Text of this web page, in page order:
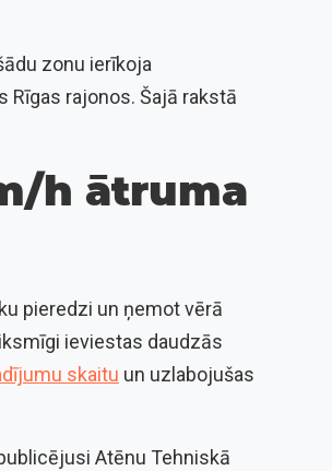
zonu ierīkoja
Rīgas rajonos. Šajā rakstā
h ātruma
pieredzi un ņemot vērā
ieviestas daudzās
skaitu un uzlabojušas
Atēnu Tehniskā